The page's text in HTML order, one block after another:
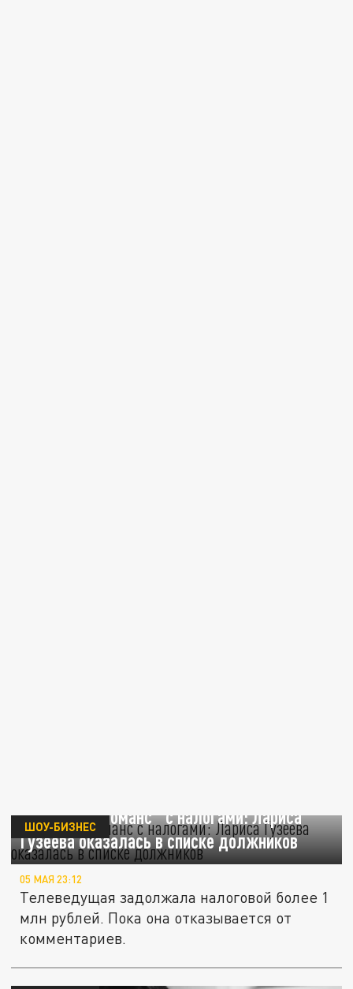
"Жестокий романс" с налогами: Лариса
Гузеева оказалась в списке должников
ШОУ-БИЗНЕС
05 МАЯ 23:12
Телеведущая задолжала налоговой более 1
млн рублей. Пока она отказывается от
комментариев.